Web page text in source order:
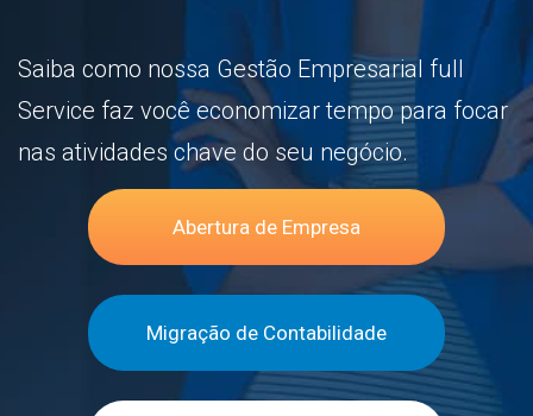
Saiba como nossa Gestão Empresarial full
Service faz você economizar tempo para focar
nas atividades chave do seu negócio.
Abertura de Empresa
Migração de Contabilidade